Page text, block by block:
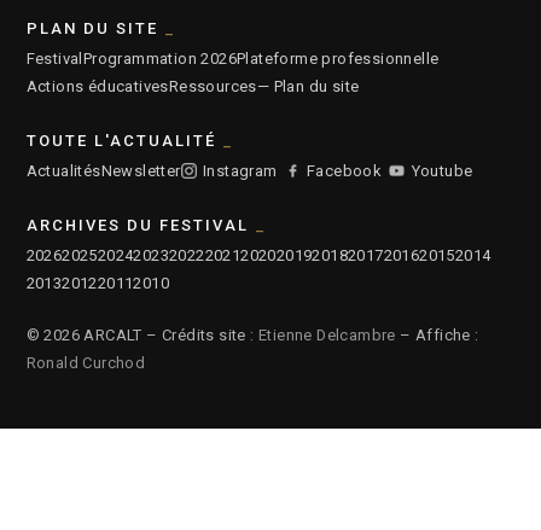
PLAN DU SITE
Festival Programmation 2026Plateforme professionnelle
Actions éducativesRessources— Plan du site
TOUTE L'ACTUALITÉ
ActualitésNewsletter Instagram Facebook Youtube
ARCHIVES DU FESTIVAL
2026202520242023202220212020201920182017201620152014
2013201220112010
© 2026 ARCALT – Crédits site : Etienne Delcambre – Affiche :
Ronald Curchod